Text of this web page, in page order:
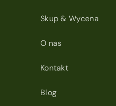
Skup & Wycena
O nas
Kontakt
Blog